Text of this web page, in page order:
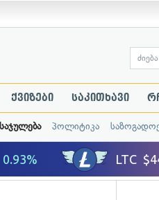
ქვიზები საკითხავი
პოლიტიკა